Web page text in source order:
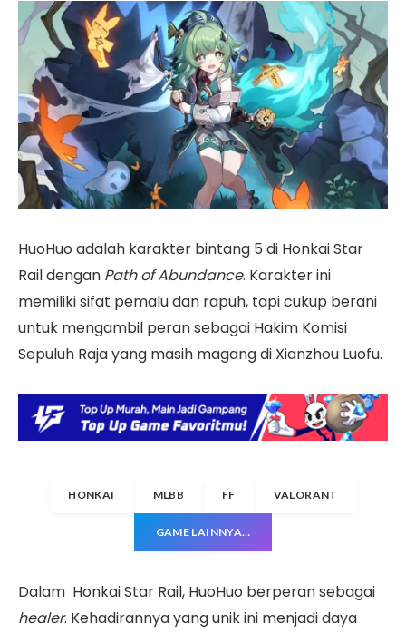
HuoHuo adalah karakter bintang 5 di Honkai Star
Rail dengan Path of Abundance. Karakter ini
memiliki sifat pemalu dan rapuh, tapi cukup berani
untuk mengambil peran sebagai Hakim Komisi
Sepuluh Raja yang masih magang di Xianzhou Luofu.
HONKAI MLBB FF VALORANT
GAME LAINNYA…
Dalam Honkai Star Rail, HuoHuo berperan sebagai
healer. Kehadirannya yang unik ini menjadi daya